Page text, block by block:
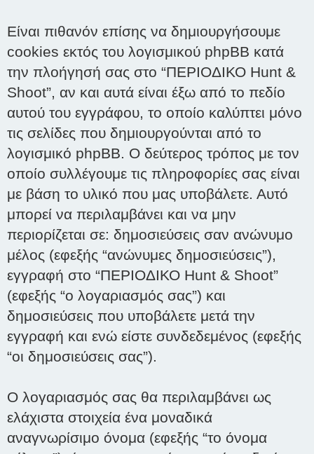
Είναι πιθανόν επίσης να δημιουργήσουμε
cookies εκτός του λογισμικού phpBB κατά
την πλοήγησή σας στο “ΠΕΡΙΟΔΙΚΟ Hunt &
Shoot”, αν και αυτά είναι έξω από το πεδίο
αυτού του εγγράφου, το οποίο καλύπτει μόνο
τις σελίδες που δημιουργούνται από το
λογισμικό phpBB. Ο δεύτερος τρόπος με τον
οποίο συλλέγουμε τις πληροφορίες σας είναι
με βάση το υλικό που μας υποβάλετε. Αυτό
μπορεί να περιλαμβάνει και να μην
περιορίζεται σε: δημοσιεύσεις σαν ανώνυμο
μέλος (εφεξής “ανώνυμες δημοσιεύσεις”),
εγγραφή στο “ΠΕΡΙΟΔΙΚΟ Hunt & Shoot”
(εφεξής “ο λογαριασμός σας”) και
δημοσιεύσεις που υποβάλετε μετά την
εγγραφή και ενώ είστε συνδεδεμένος (εφεξής
“οι δημοσιεύσεις σας”).
Ο λογαριασμός σας θα περιλαμβάνει ως
ελάχιστα στοιχεία ένα μοναδικά
αναγνωρίσιμο όνομα (εφεξής “το όνομα